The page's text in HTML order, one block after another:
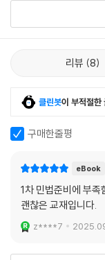
리뷰 8
클린봇이 부적절한
구매한줄평
eBook
1차 민법준비에 부족
괜찮은 교재입니다.
z****7